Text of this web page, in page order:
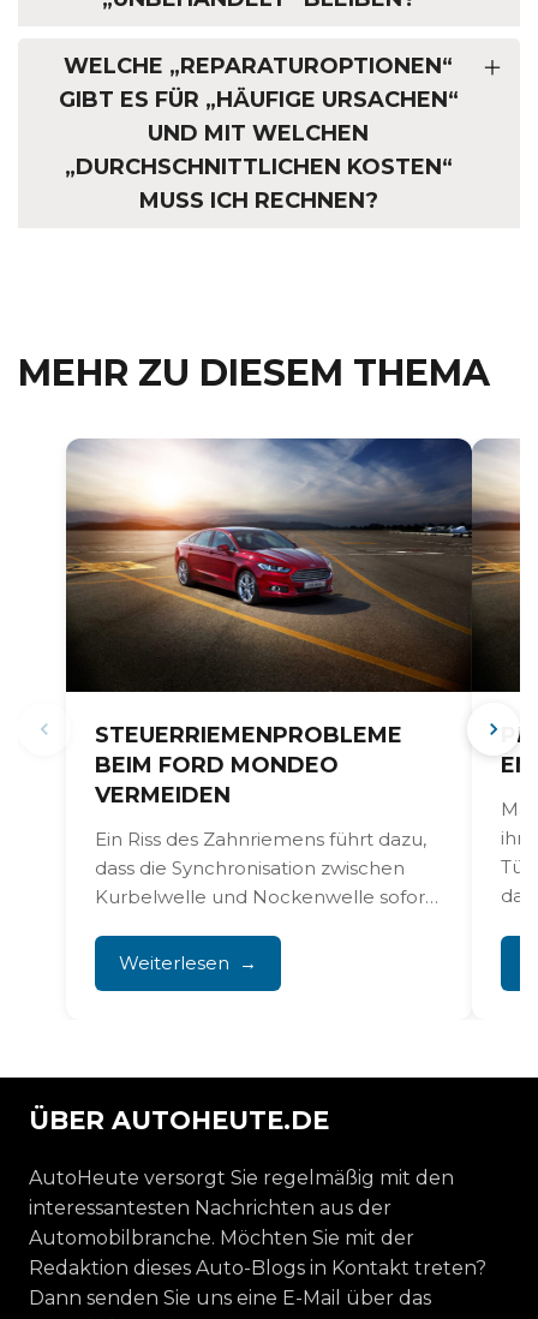
WELCHE „REPARATUROPTIONEN“
GIBT ES FÜR „HÄUFIGE URSACHEN“
UND MIT WELCHEN
„DURCHSCHNITTLICHEN KOSTEN“
MUSS ICH RECHNEN?
MEHR ZU DIESEM THEMA
STEUERRIEMENPROBLEME
BEIM FORD MONDEO
VERMEIDEN
Ein Riss des Zahnriemens führt dazu,
dass die Synchronisation zwischen
Kurbelwelle und Nockenwelle sofort
inneren Motorschäden...
Weiterlesen
Tür
das
ÜBER AUTOHEUTE.DE
AutoHeute versorgt Sie regelmäßig mit den
interessantesten Nachrichten aus der
Automobilbranche. Möchten Sie mit der
Redaktion dieses Auto-Blogs in Kontakt treten?
Dann senden Sie uns eine E-Mail über das